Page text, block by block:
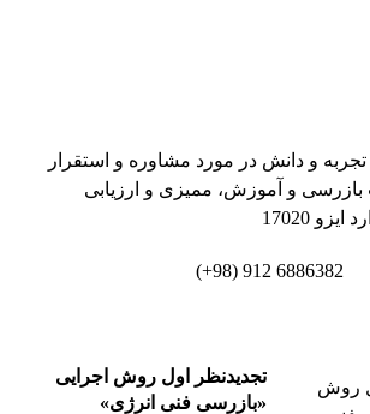
13 سال تجربه و دانش در مورد مشاوره و استقرار
و آموزش، ممیزی و ارزیابی
17020
6886382 912 (98+)
تجدیدنظر اول روش اجرایی
«بازرسی فنی انرژی»